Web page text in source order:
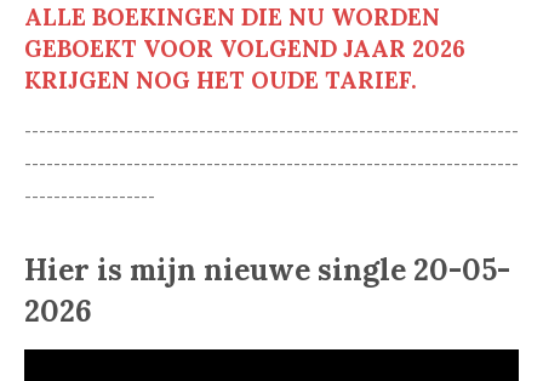
ALLE BOEKINGEN DIE NU WORDEN
GEBOEKT VOOR VOLGEND JAAR 2026
KRIJGEN NOG HET OUDE TARIEF.
--------------------------------------------------------------------
--------------------------------------------------------------------
------------------
Hier is mijn nieuwe single 20-05-
2026